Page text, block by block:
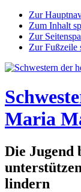
Zur
Zum Inhalt
Zur
Zur Fußzeile
Maria
Die Jugend
lindern